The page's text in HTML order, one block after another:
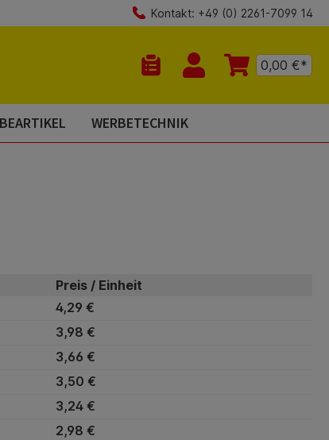
Kontakt: +49 (0) 2261-7099 14
Du hast 0 Produkte auf dem
0,00 €*
WERBETECHNIK
Preis / Einheit
4,29 €
3,98 €
3,66 €
3,50 €
3,24 €
2,98 €